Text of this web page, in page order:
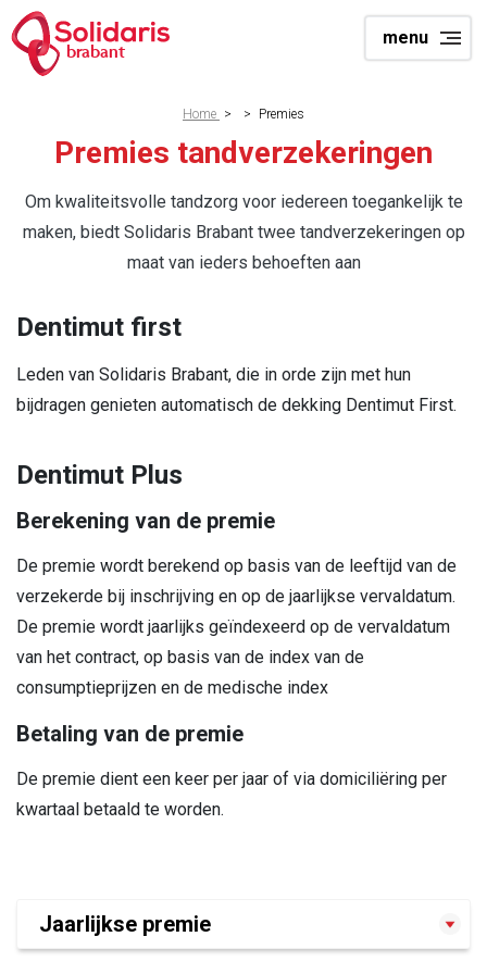
Skip
to
main
menu
brabant
Home > > Premies
Premies tandverzekeringen
Om kwaliteitsvolle tandzorg voor iedereen toegankelijk te
maken, biedt Solidaris Brabant twee tandverzekeringen op
maat van ieders behoeften aan
Dentimut first
Leden van Solidaris Brabant, die in orde zijn met hun
bijdragen genieten automatisch de dekking Dentimut First.
Dentimut Plus
Berekening van de premie
De premie wordt berekend op basis van de leeftijd van de
verzekerde bij inschrijving en op de jaarlijkse vervaldatum.
De premie wordt jaarlijks geïndexeerd op de vervaldatum
van het contract, op basis van de index van de
consumptieprijzen en de medische index
Betaling van de premie
De premie dient een keer per jaar of via domiciliëring per
kwartaal betaald te worden.
Jaarlijkse premie